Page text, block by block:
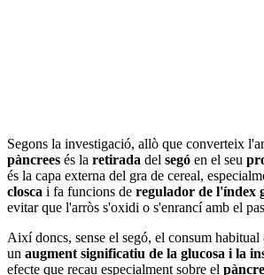
Segons la investigació, allò que converteix
pàncrees és la retirada del segó en el seu
és la capa externa del gra de cereal,
closca i fa funcions de regulador de l'índex
evitar que l'arròs s'oxidi o s'enrancí amb el
Així doncs, sense el segó, el consum habitual
un augment significatiu de la glucosa i la
efecte que recau especialment sobre el